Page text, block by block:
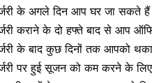
के अगले दिन आप घर जा सकते
कराने के दो हफ्ते बाद से आप
के बाद कुछ दिनों तक आपको
पर हुई सूजन को कम करने के